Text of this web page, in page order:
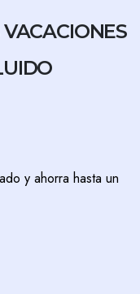
y ahorra hasta un